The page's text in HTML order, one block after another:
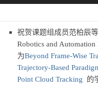
祝贺课题组成员范柏辰
Robotics and
为Beyond Frame-Wise
Trajectory-Based
Point Cloud Tracking 的